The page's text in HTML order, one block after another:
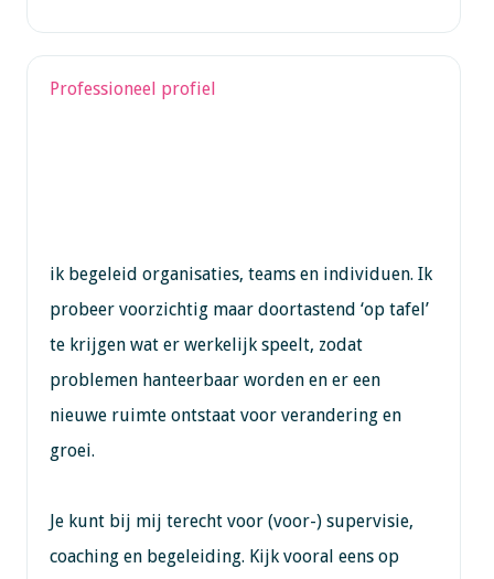
Professioneel profiel
ik begeleid organisaties, teams en individuen. Ik
probeer voorzichtig maar doortastend ‘op tafel’
te krijgen wat er werkelijk speelt, zodat
problemen hanteerbaar worden en er een
nieuwe ruimte ontstaat voor verandering en
groei.
Je kunt bij mij terecht voor (voor-) supervisie,
coaching en begeleiding. Kijk vooral eens op